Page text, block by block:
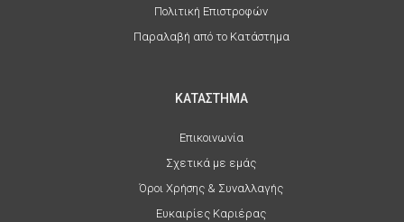
Πολιτική Επιστροφών
Παραλαβή από το Κατάστημα
ΚΑΤΑΣΤΗΜΑ
Επικοινωνία
Σχετικά με εμάς
Όροι Χρήσης & Συναλλαγής
Ευκαιρίες Καριέρας